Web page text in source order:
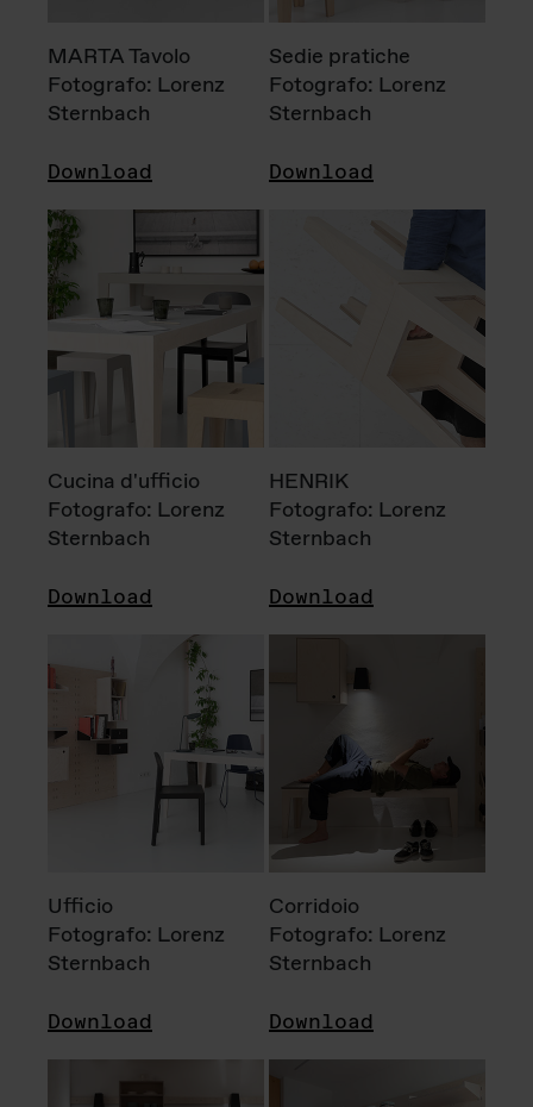
MARTA Tavolo
Fotografo: Lorenz
Sternbach
Download
Sedie pratiche
Fotografo: Lorenz
Sternbach
Download
Cucina d'ufficio
Fotografo: Lorenz
Sternbach
Download
HENRIK
Fotografo: Lorenz
Sternbach
Download
Ufficio
Fotografo: Lorenz
Sternbach
Download
Corridoio
Fotografo: Lorenz
Sternbach
Download